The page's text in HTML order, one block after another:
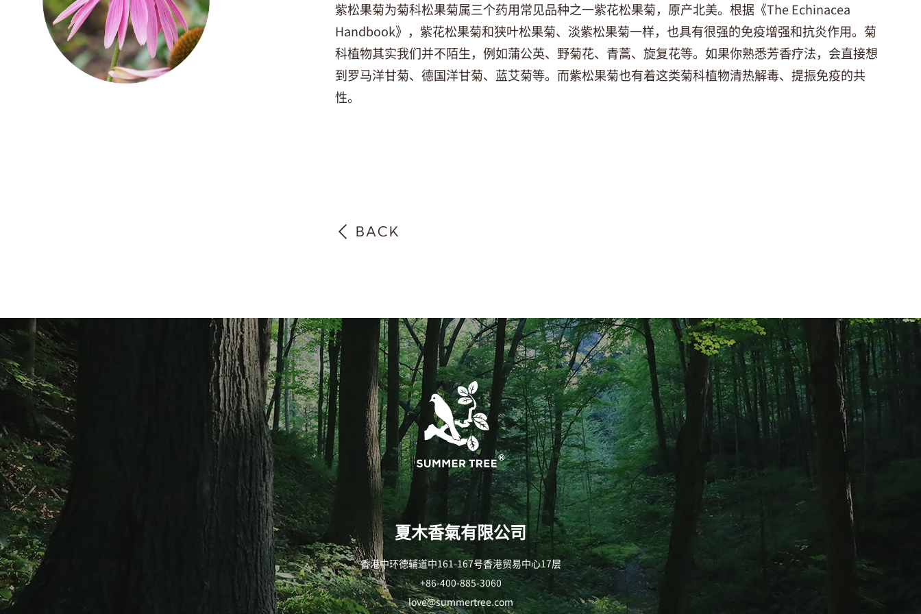
紫松果菊为菊科松果菊属三个药用常见品种之一紫花松果菊，原产北美。根据《The Echinacea
Handbook》，紫花松果菊和狭叶松果菊、淡紫松果菊一样，也具有很强的免疫增强和抗炎作用。菊
科植物其实我们并不陌生，例如蒲公英、野菊花、青蒿、旋复花等。如果你熟悉芳香疗法，会直接想
到罗马洋甘菊、德国洋甘菊、蓝艾菊等。而紫松果菊也有着这类菊科植物清热解毒、提振免疫的共
性。
BACK
夏木香氣有限公司
香港中环德辅道中161-167号香港贸易中心17层
+86-400-885-3060
love@summertree.com